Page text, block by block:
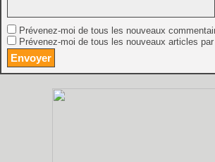
Prévenez-moi de tous les nouveaux
Prévenez-moi de tous les nouveaux articles